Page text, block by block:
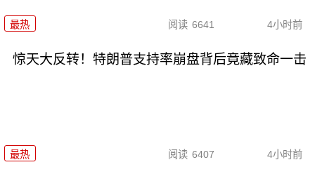
最热 阅读 6641 4小时前
惊天大反转！特朗普支持率崩盘背后竟藏致命一击
最热 阅读 6407 4小时前